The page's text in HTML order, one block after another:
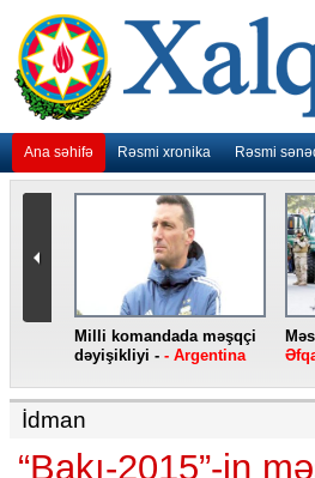
Ana səhifə Rəsmi xronika Rəsmi
Milli komandada məşqçi
dəyişikliyi - - Argentina
İdman
“Bakı-2015”-in